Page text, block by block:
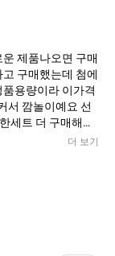
매
구매했는데 첨에
용량이라 이가격
서 깜놀이예요 선
세트 더 구매해서
패키지라인인거같
적으로 묵직한 느
대가 되네요 다
무 혜자구요 한율
쓰겠습니다^^ 재
더 보기